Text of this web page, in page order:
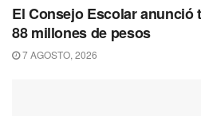
El Consejo Escolar anunció
88 millones de pesos
7 AGOSTO, 2026